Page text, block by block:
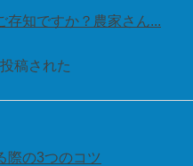
存知ですか？農家さん...
稿された
際の3つのコツ